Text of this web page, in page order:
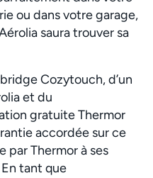
ou dans votre garage,
saura trouver sa
Cozytouch, d’un
et du
gratuite Thermor
accordée sur ce
par Thermor à ses
tant que